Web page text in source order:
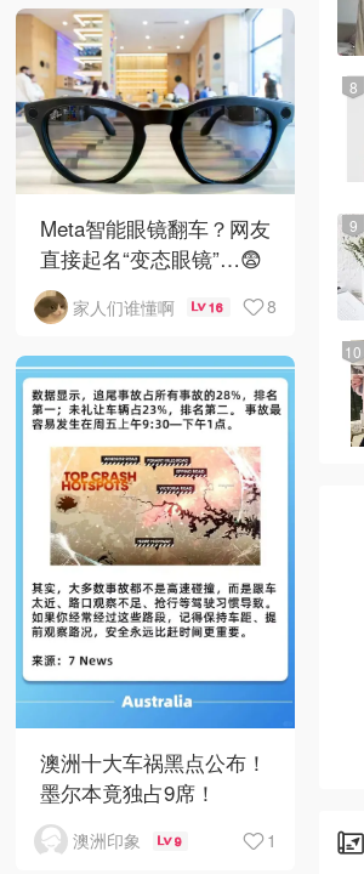
Meta智能眼镜翻车？网友
直接起名“变态眼镜”…😨
家人们谁懂啊 16 8
澳洲十大车祸黑点公布！
墨尔本竟独占9席！
澳洲印象 9 1